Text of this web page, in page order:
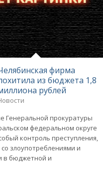
фирма
из бюджета 1,8
рублей
Генеральной прокуратуры
федеральном округе
контроль преступления,
злоупотреблениями и
в бюджетной и